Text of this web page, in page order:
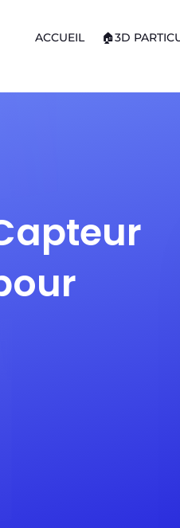
ACCUEIL 🏠3D